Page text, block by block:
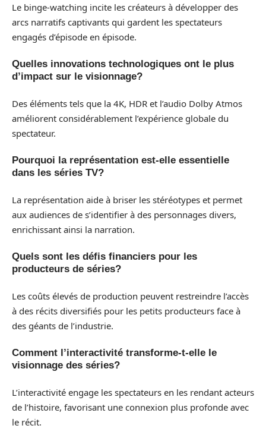
Le binge-watching incite les créateurs à développer des
arcs narratifs captivants qui gardent les spectateurs
engagés d’épisode en épisode.
Quelles innovations technologiques ont le plus
d’impact sur le visionnage?
Des éléments tels que la 4K, HDR et l’audio Dolby Atmos
améliorent considérablement l’expérience globale du
spectateur.
Pourquoi la représentation est-elle essentielle
dans les séries TV?
La représentation aide à briser les stéréotypes et permet
aux audiences de s’identifier à des personnages divers,
enrichissant ainsi la narration.
Quels sont les défis financiers pour les
producteurs de séries?
Les coûts élevés de production peuvent restreindre l’accès
à des récits diversifiés pour les petits producteurs face à
des géants de l’industrie.
Comment l’interactivité transforme-t-elle le
visionnage des séries?
L’interactivité engage les spectateurs en les rendant acteurs
de l’histoire, favorisant une connexion plus profonde avec
le récit.